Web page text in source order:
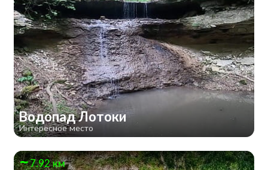
Водопад Лотоки
Интересное место
7.92 км